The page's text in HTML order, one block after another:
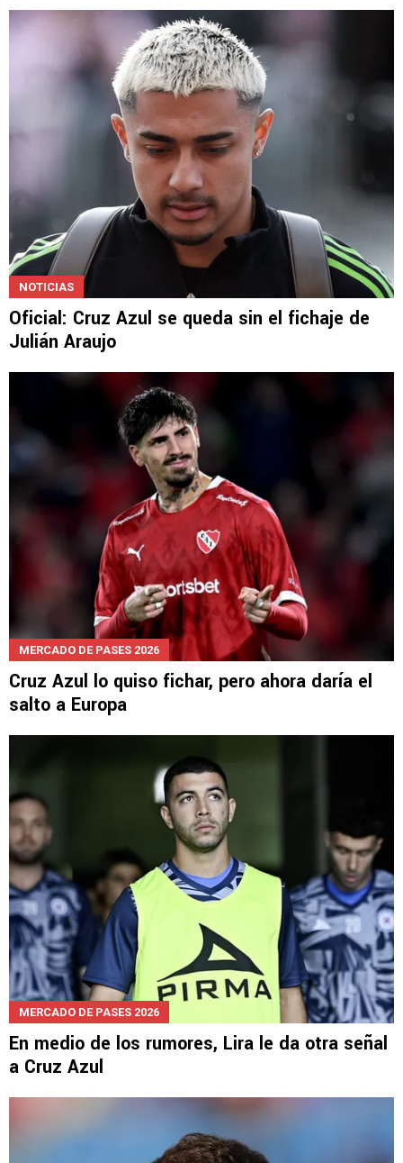
NOTICIAS
Oficial: Cruz Azul se queda sin el fichaje de
Julián Araujo
MERCADO DE PASES 2026
Cruz Azul lo quiso fichar, pero ahora daría el
salto a Europa
MERCADO DE PASES 2026
En medio de los rumores, Lira le da otra señal
a Cruz Azul